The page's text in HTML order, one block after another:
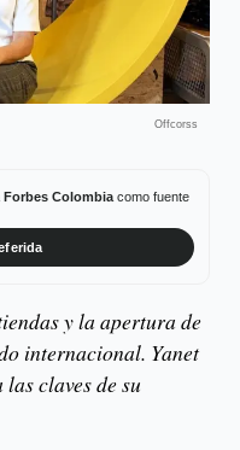
Offcorss
Forbes Colombiacomo fuente
y la apertura de
internacional. Yanet
claves de su